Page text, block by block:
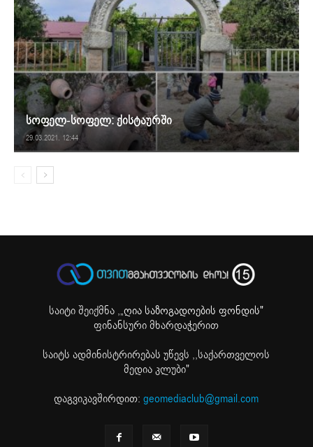
სოფელ-სოფელ: ქისტაურში
29.03.2021. 12:44
საიტი შეიქმნა ,„ღია საზოგადოების ფონდის"
ფინანსური მხარდაჭერით
საიტს ადმინისტრირებას უწევს ,,საქართველოს
მედია კლუბი"
დაგვიკავშირდით:geomediaclub@gmail.com